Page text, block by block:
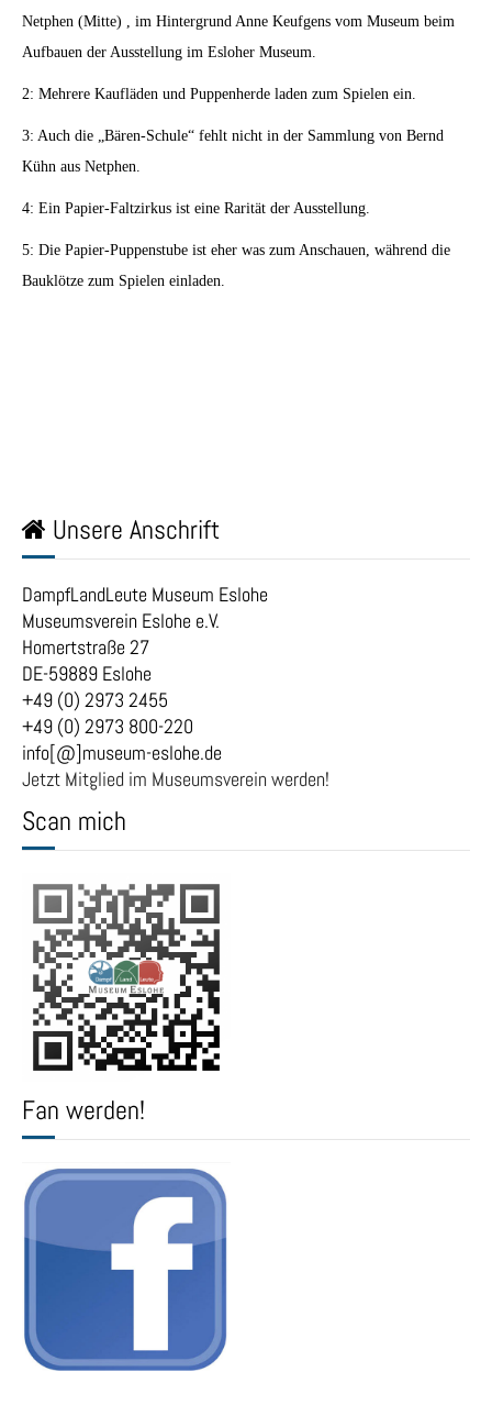
Netphen (Mitte) , im Hintergrund Anne Keufgens vom Museum beim
Aufbauen der Ausstellung im Esloher Museum.
2: Mehrere Kaufläden und Puppenherde laden zum Spielen ein.
3: Auch die „Bären-Schule“ fehlt nicht in der Sammlung von Bernd
Kühn aus Netphen.
4: Ein Papier-Faltzirkus ist eine Rarität der Ausstellung.
5: Die Papier-Puppenstube ist eher was zum Anschauen, während die
Bauklötze zum Spielen einladen.
Unsere Anschrift
DampfLandLeute Museum Eslohe
Museumsverein Eslohe e.V.
Homertstraße 27
DE-59889 Eslohe
+49 (0) 2973 2455
+49 (0) 2973 800-220
info[@]museum-eslohe.de
Jetzt Mitglied im Museumsverein werden!
Scan mich
Fan werden!